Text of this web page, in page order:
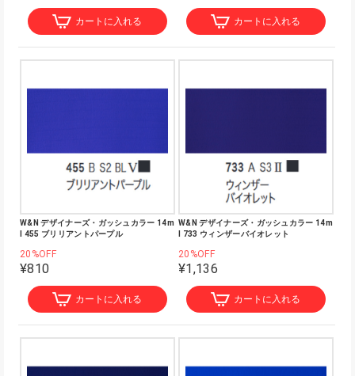
カートに入れる カートに入れる
W&N デザイナーズ・ガッシュカラー 14m
l 455 ブリリアントパープル
20%OFF
¥810
カートに入れる
W&N デザイナーズ・ガッシュカラー 14m
l 733 ウィンザーバイオレット
20%OFF
¥1,136
カートに入れる